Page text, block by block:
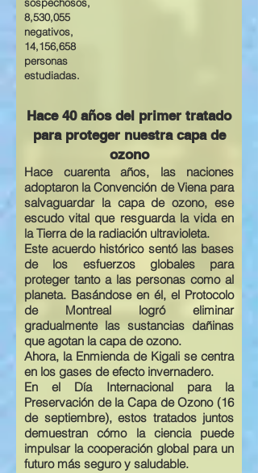
8,530,055
negativos,
14,156,658
personas
estudiadas.
Hace 40 años del primer tratado
para proteger nuestra capa de
ozono
Hace cuarenta años, las naciones
adoptaron laConvención de Viena para
salvaguardar la capa de ozono, ese
escudo vital que resguarda la vida en
la Tierra de la radiación ultravioleta.
Este acuerdo histórico sentó las bases
de los esfuerzos globales para
proteger tanto a las personas como al
planeta. Basándose en él, el Protocolo
de Montreal logró eliminar
gradualmente las sustancias dañinas
que agotan la capa de ozono.
Ahora, la Enmienda de Kigali se centra
en los gases de efecto invernadero.
En el Día Internacional para la
Preservación de la Capa de Ozono (16
de septiembre), estos tratados juntos
demuestran cómo la ciencia puede
impulsar la cooperación global para un
futuro más seguro y saludable.